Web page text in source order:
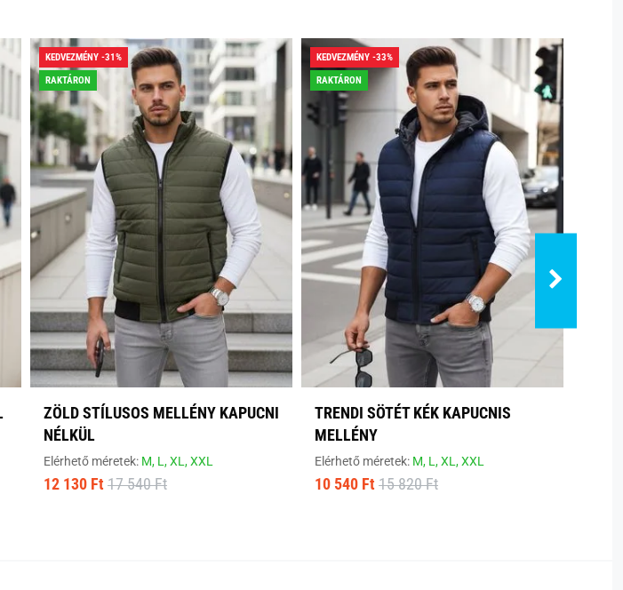
KEDVEZMÉNY -31%
RAKTÁRON
ZÖLD STÍLUSOS MELLÉNY KAPUCNI
NÉLKÜL
Elérhető méretek: M, L,XL,XXL
12 130 Ft 17 540 Ft
KEDVEZMÉNY -33%
RAKTÁRON
TRENDI SÖTÉT KÉK KAPUCNIS
MELLÉNY
Elérhető méretek: M, L,XL,XXL
10 540 Ft 15 820 Ft